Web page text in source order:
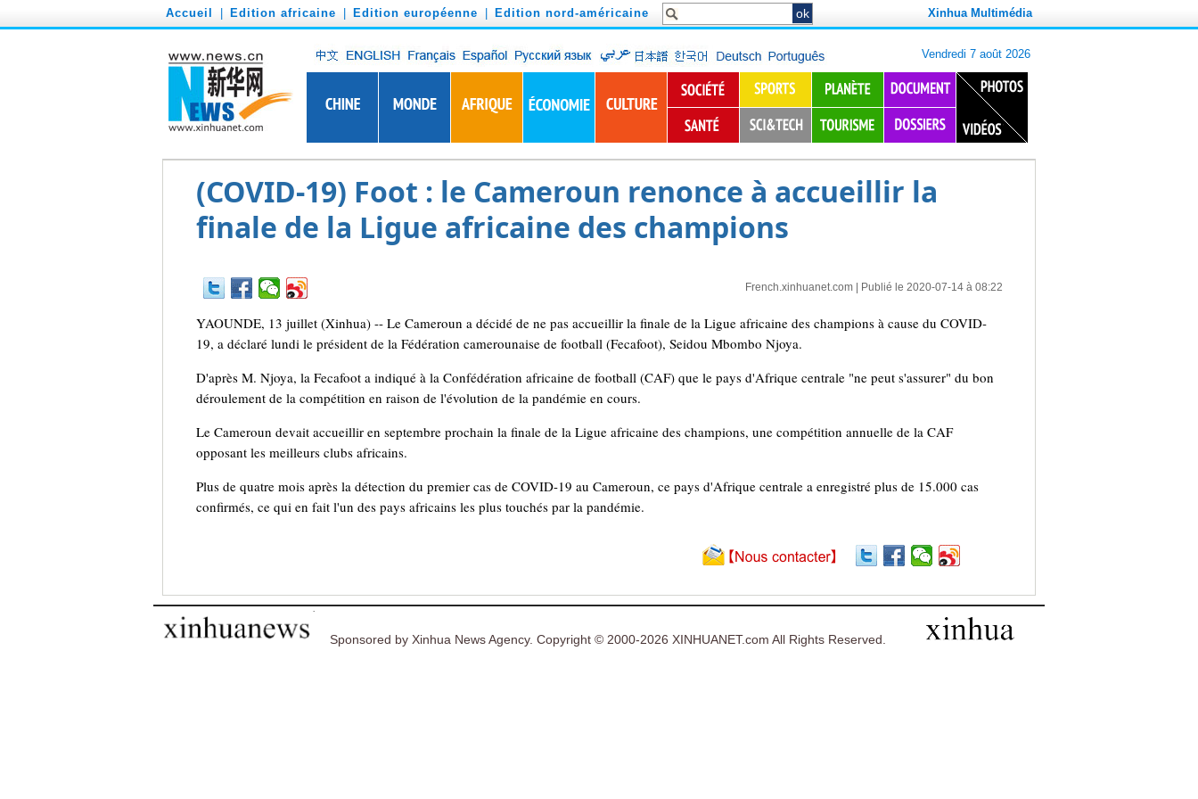
Accueil Edition africaine Edition européenne Edition nord-américaine Xinhua Multimédia
(COVID-19) Foot : le Cameroun renonce à accueillir la
finale de la Ligue africaine des champions
French.xinhuanet.com| Publié le 2020-07-14 à 08:22
YAOUNDE, 13 juillet (Xinhua) -- Le Cameroun a décidé de ne pas accueillir la finale de la Ligue africaine des champions à cause du COVID-
19, a déclaré lundi le président de la Fédération camerounaise de football (Fecafoot), Seidou Mbombo Njoya.
D'après M. Njoya, la Fecafoot a indiqué à la Confédération africaine de football (CAF) que le pays d'Afrique centrale "ne peut s'assurer" du bon
déroulement de la compétition en raison de l'évolution de la pandémie en cours.
Le Cameroun devait accueillir en septembre prochain la finale de la Ligue africaine des champions, une compétition annuelle de la CAF
opposant les meilleurs clubs africains.
Plus de quatre mois après la détection du premier cas de COVID-19 au Cameroun, ce pays d'Afrique centrale a enregistré plus de 15.000 cas
confirmés, ce qui en fait l'un des pays africains les plus touchés par la pandémie.
Sponsored by Xinhua News Agency. Copyright © 2000-2026 XINHUANET.com All Rights Reserved.